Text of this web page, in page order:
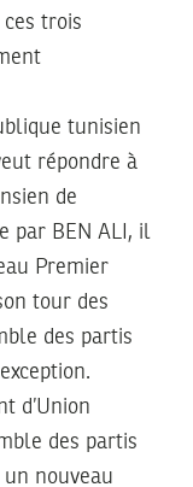
ces trois
tunisien
répondre à
de
par BEN ALI, il
Premier
tour des
des partis
d’Union
des partis
nouveau